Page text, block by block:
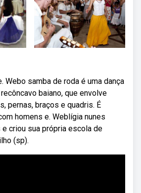
Webo samba de roda é uma dança
baiano, que envolve
pernas, braços e quadris. É
homens e. Weblígia nunes
criou sua própria escola de
(sp).